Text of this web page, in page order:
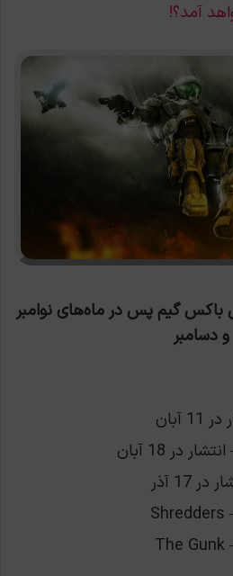
آمد؟!
گیم پس در ماه‌های نوامبر
و دسامبر
Shredders
The Gunk